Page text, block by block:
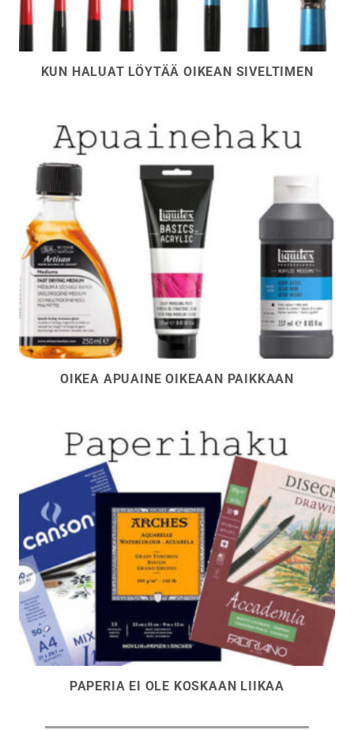
KUN HALUAT LÖYTÄÄ OIKEAN SIVELTIMEN
OIKEA APUAINE OIKEAAN PAIKKAAN
PAPERIA EI OLE KOSKAAN LIIKAA